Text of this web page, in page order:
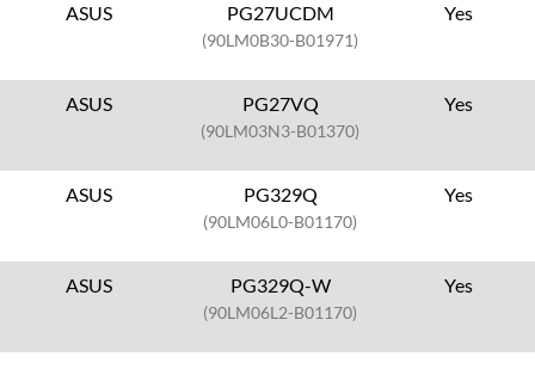
ASUS PG27UCDM
(90LM0B30-B01971)
Yes
ASUS PG27VQ
(90LM03N3-B01370)
Yes
ASUS PG329Q
(90LM06L0-B01170)
Yes
ASUS PG329Q-W
(90LM06L2-B01170)
Yes